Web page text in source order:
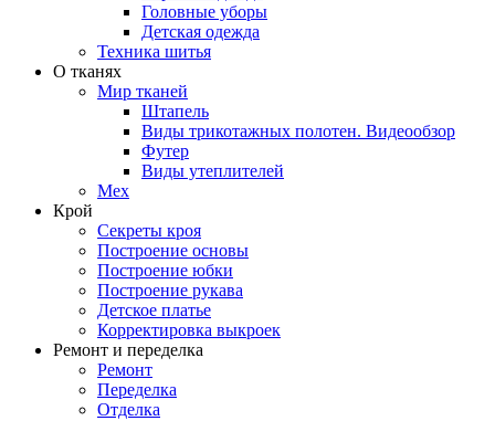
Головные уборы
Детская одежда
Техника шитья
О тканях
Мир тканей
Штапель
Виды трикотажных полотен. Видеообзор
Футер
Виды утеплителей
Мех
Крой
Секреты кроя
Построение основы
Построение юбки
Построение рукава
Детское платье
Корректировка выкроек
Ремонт и переделка
Ремонт
Переделка
Отделка